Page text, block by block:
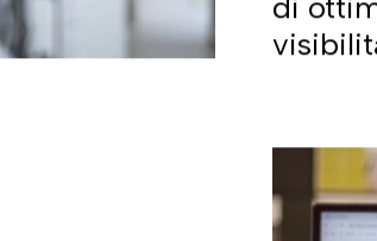
di un’azienda
alla base di ogni
i valori e le caratteristiche
l’immagine e il brand
miracoli!